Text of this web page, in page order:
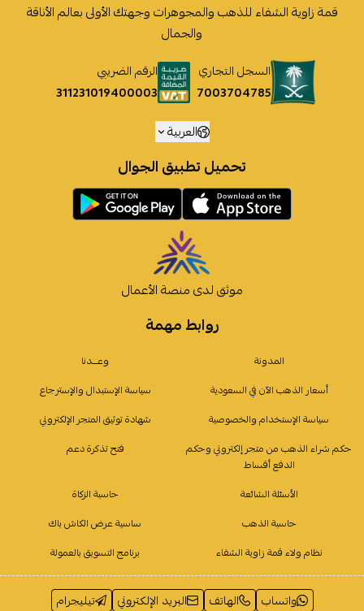
روابط مهمة
المدونة
وعـــدنا
أسعار الذهب الآن في السعودية
سياسة الإستبدال والإسترجاع
سياسة الإستخدام والخصوصية
شهادة توثيق المتجر الإلكتروني
حكم شراء الذهب من متجر إلكتروني وحكم
الدفع أقساط
فتح تذكرة دعم
الأسئلة الشائعة
حاسبة الزكاة
حاسبة الذهب
ساسية عرض الكاش باك
نظام ولاء قمة زاوية الشفاء
برنامج التسويق بالعمولة
قمة زاوية الشفاء للذهب والمجوهرات وجهتك الأولى بعالم الأناقة
والجمال
السجل التجاري
7003704785
الرقم الضريبي
311231019400003
العربية
تحميل تطبيق الجوال
موثق لدى منصة الأعمال
واتساب الهاتف البريد الإلكتروني تيليجرام